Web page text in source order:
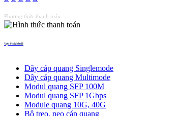
Phương thức thanh toán
Vợt Pickleball
Dây cáp quang Singlemode
Dây cáp quang Multimode
Modul quang SFP 100M
Modul quang SFP 1Gbps
Module quang 10G, 40G
Bộ treo, neo cáp quang